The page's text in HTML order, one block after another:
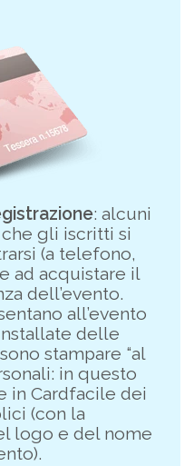
: alcuni
gli iscritti si
(a telefono,
ad acquistare il
dell’evento.
all’evento
delle
stampare “al
in questo
in Cardfacile dei
(con la
logo e del nome